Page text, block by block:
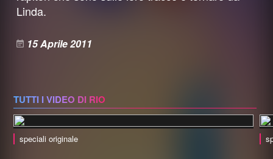
Linda.
15 Aprile 2011
TUTTI I VIDEO DI RIO
speciali originale